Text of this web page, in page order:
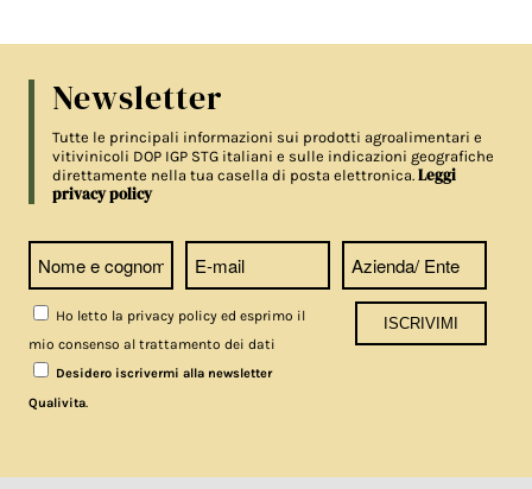
Newsletter
Tutte le principali informazioni sui prodotti agroalimentari e
vitivinicoli DOP IGP STG italiani e sulle indicazioni geografiche
direttamente nella tua casella di posta elettronica.Leggi
privacy policy
Ho letto la privacy policy ed esprimo il
mio consenso al trattamento dei dati
Desidero iscrivermi alla newsletter
Qualivita.